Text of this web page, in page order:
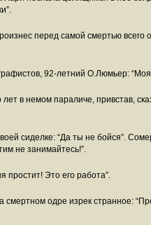
перед самой смертью всего
92-летний О.Люмьер: “Моя
в немом параличе, привстав,
сиделке: “Да ты не бойся”.
не занимайтесь!”.
простит! Это его работа”.
смертном одре изрек странное: